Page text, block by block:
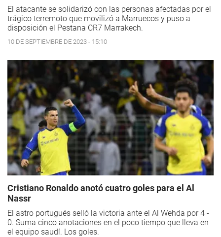
El atacante se solidarizó con las personas afectadas por el
trágico terremoto que movilizó a Marruecos y puso a
disposición el Pestana CR7 Marrakech.
10 DE SEPTIEMBRE DE 2023 - 15:10
Cristiano Ronaldo anotó cuatro goles para el Al
Nassr
El astro portugués selló la victoria ante el Al Wehda por 4 -
0. Suma cinco anotaciones en el poco tiempo que lleva en
el equipo saudí. Los goles.